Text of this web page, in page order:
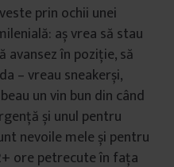
prin ochii unei
aș vrea să stau
avansez în poziție, să
– vreau sneakerși,
un vin bun din când
și unul pentru
nevoile mele și pentru
ore petrecute în fața